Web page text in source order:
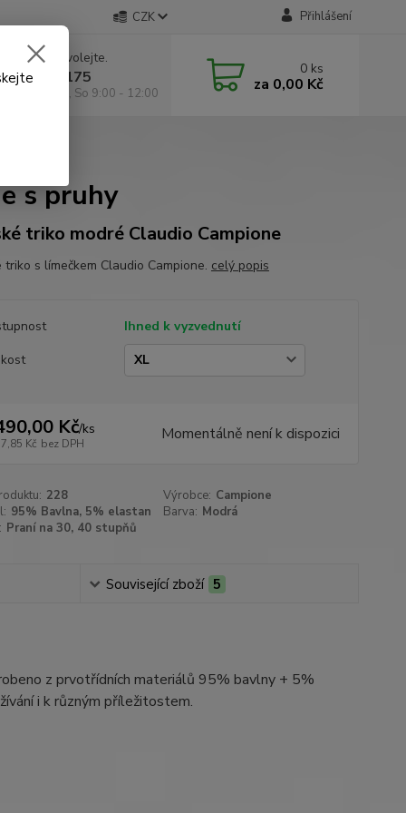
CZK Přihlášení
si rady? Zavolejte.
295 175
9:00 -18:00, So 9:00 - 12:00
0 ks
za 0,00 Kč
s pruhy
triko modré Claudio Campione
triko s límečkem Claudio Campione. celý popis
Ihned k vyzvednutí
Kč/ks
Kč bez DPH Momentálně není k dispozici
228 Výrobce: Campione
95% Bavlna, 5% elastan Barva: Modrá
Praní na 30, 40 stupňů
Související zboží 5
z prvotřídních materiálů 95% bavlny + 5%
i k různým příležitostem.